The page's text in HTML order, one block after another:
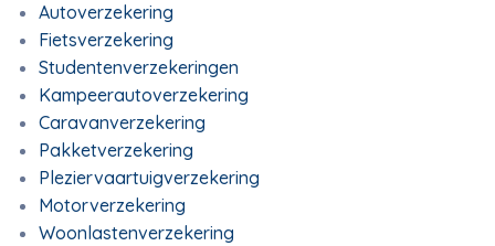
Autoverzekering
Fietsverzekering
Studentenverzekeringen
Kampeerautoverzekering
Caravanverzekering
Pakketverzekering
Pleziervaartuigverzekering
Motorverzekering
Woonlastenverzekering